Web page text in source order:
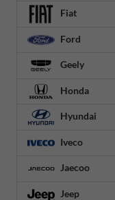
Fiat
Ford
Geely
Honda
Hyundai
Iveco
Jaecoo
Jeep